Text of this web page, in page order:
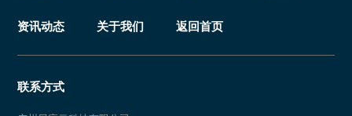
资讯动态 关于我们 返回首页
联系方式